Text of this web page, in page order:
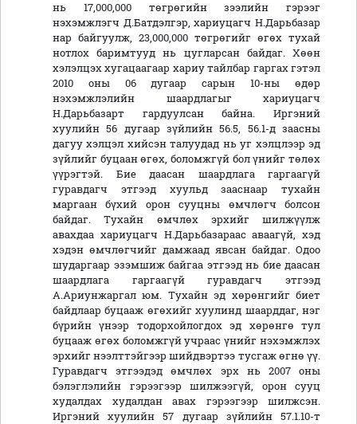
нь 17,000,000 төгрөгийн зээлийн гэрээг
нэхэмжлэгч Д.Батдэлгэр, хариуцагч Н.Дарьбазар
нар байгуулж, 23,000,000 төгрөгийг өгөх тухай
нотлох баримтууд нь цугларсан байдаг. Хөөн
хэлэлцэх хугацаагаар хариу тайлбар гаргах гэтэл
2010 оны 06 дугаар сарын 10-ны өдөр
нэхэмжлэлийн шаардлагыг хариуцагч
Н.Дарьбазарт гардуулсан байна. Иргэний
хуулийн 56 дугаар зүйлийн 56.5, 56.1-д заасны
дагуу хэлцэл хийсэн талуудад нь уг хэлцлээр эд
зүйлийг буцаан өгөх, боломжгүй бол үнийг төлөх
үүрэгтэй. Бие даасан шаардлага гаргаагүй
гуравдагч этгээд хуульд зааснаар тухайн
маргаан бүхий орон сууцны өмчлөгч болсон
байдаг. Тухайн өмчлөх эрхийг шилжүүлж
авахдаа хариуцагч Н.Дарьбазараас аваагүй, хэд
хэдэн өмчлөгчийг дамжаад явсан байдаг. Одоо
шударгаар эзэмшиж байгаа этгээд нь бие даасан
шаардлага гаргаагүй гуравдагч этгээд
А.Ариунжаргал юм. Тухайн эд хөрөнгийг биет
байдлаар буцааж өгөхийг хуулинд шаарддаг, нэг
бүрийн үнээр тодорхойлогдох эд хөрөнгө тул
буцааж өгөх боломжгүй учраас үнийг нэхэмжлэх
эрхийг нээлттэйгээр шийдвэртээ тусгаж өгнө үү.
Гуравдагч этгээдэд өмчлөх эрх нь 2007 оны
бэлэглэлийн гэрээгээр шилжээгүй, орон сууц
худалдах худалдан авах гэрээгээр шилжсэн.
Иргэний хуулийн 57 дугаар зүйлийн 57.1.10-т